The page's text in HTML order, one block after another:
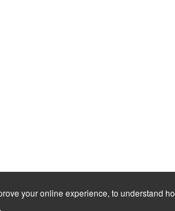
your online experience, to understand